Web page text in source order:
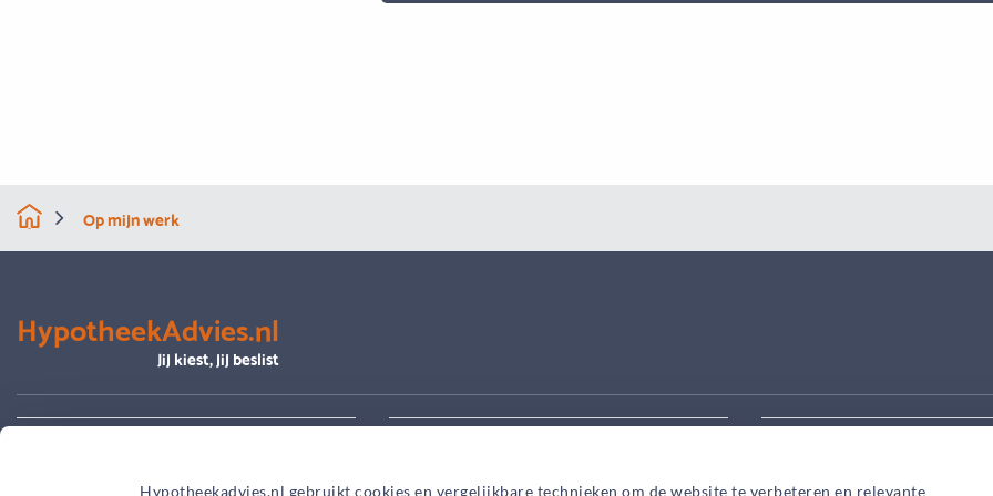
Hypotheekadvies.nl gebruikt cookies en vergelijkbare technieken om de website te verbeteren en relevante
Op mijn werk
HypotheekAdvies.nl
Jij kiest, jij beslist